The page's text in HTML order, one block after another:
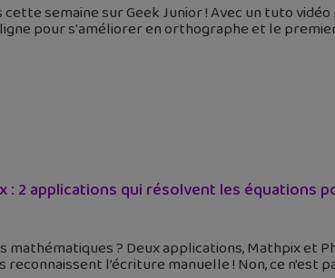
semaine sur Geek Junior ! Avec un tuto
pour s'améliorer en orthographe et le
: 2 applications qui résolvent les équations
mathématiques ? Deux applications, Mathpix et
l’écriture manuelle ! Non, ce n'est